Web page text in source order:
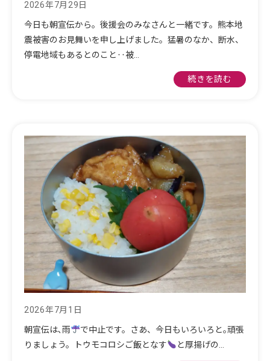
2026年7月29日
今日も朝宣伝から。後援会のみなさんと一緒です。熊本地
震被害のお見舞いを申し上げました。猛暑のなか、断水、
停電地域もあるとのこと‥被…
続きを読む
2026年7月1日
朝宣伝は､雨
で中止です。さあ、今日もいろいろと｡頑張
りましょう。トウモコロシご飯となす
と厚揚げの…